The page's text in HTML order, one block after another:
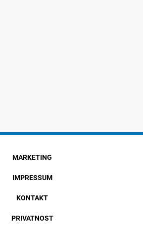
MARKETING
IMPRESSUM
KONTAKT
PRIVATNOST